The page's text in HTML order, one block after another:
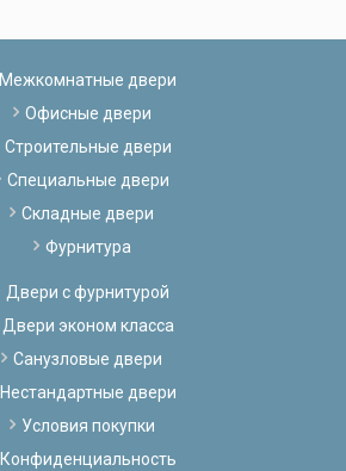
Межкомнатные двери
Офисные двери
Строительные двери
Специальные двери
Складные двери
Фурнитура
Двери с фурнитурой
Двери эконом класса
Санузловые двери
Нестандартные двери
Условия покупки
Конфиденциальность